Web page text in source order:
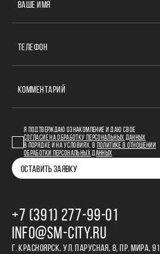
ВАШЕ ИМЯ
ТЕЛЕФОН
КОММЕНТАРИЙ
Я ПОДТВЕРЖДАЮ ОЗНАКОМЛЕНИЕ И ДАЮ СВОЕ
СОГЛАСИЕ НА ОБРАБОТКУ ПЕРСОНАЛЬНЫХ ДАННЫХ
В ПОРЯДКЕ И НА УСЛОВИЯХ, В
ПОЛИТИКЕ В ОТНОШЕНИИ
ОБРАБОТКИ ПЕРСОНАЛЬНЫХ ДАННЫХ
ОСТАВИТЬ ЗАЯВКУ
+7 (391) 277‒99‒01
INFO@SM-CITY.RU
Г. КРАСНОЯРСК, УЛ. ПАРУСНАЯ, 8, ПР. МИРА, 91